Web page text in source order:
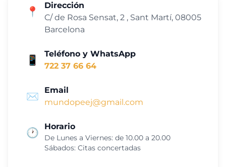
📍
Dirección
C/ de Rosa Sensat, 2 , Sant Martí, 08005
Barcelona
📱
Teléfono y WhatsApp
722 37 66 64
✉️
Email
mundopeej@gmail.com
🕐
Horario
De Lunes a Viernes: de 10.00 a 20.00
Sábados: Citas concertadas